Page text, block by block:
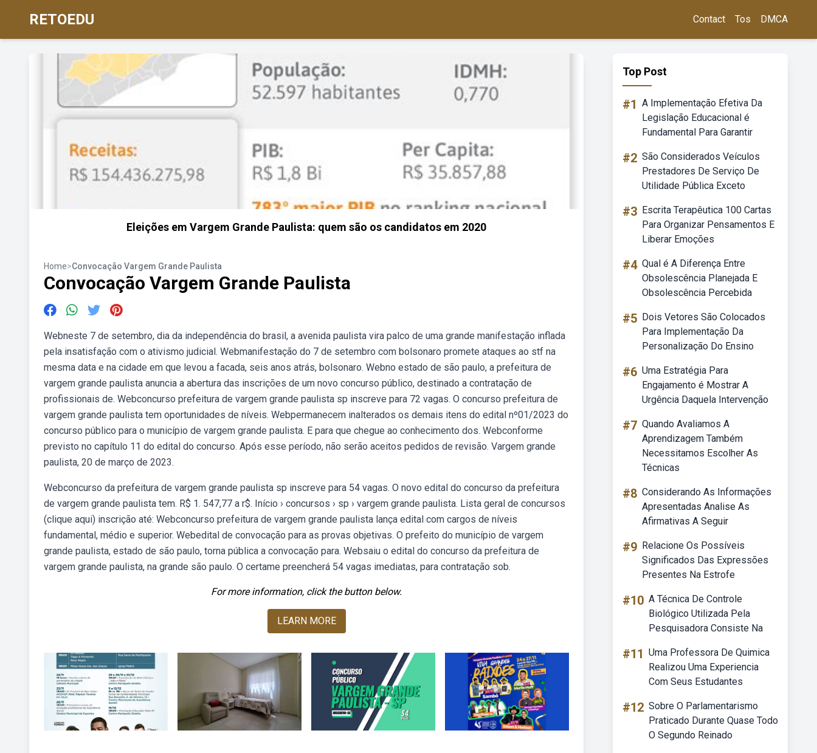
RETOEDU Contact Tos DMCA
Eleições em Vargem Grande Paulista: quem são os candidatos em 2020
Home>Convocação Vargem Grande Paulista
Convocação Vargem Grande Paulista
Webneste 7 de setembro, dia da independência do brasil, a avenida paulista vira palco de uma grande manifestação inflada
pela insatisfação com o ativismo judicial. Webmanifestação do 7 de setembro com bolsonaro promete ataques ao stf na
mesma data e na cidade em que levou a facada, seis anos atrás, bolsonaro. Webno estado de são paulo, a prefeitura de
vargem grande paulista anuncia a abertura das inscrições de um novo concurso público, destinado a contratação de
profissionais de. Webconcurso prefeitura de vargem grande paulista sp inscreve para 72 vagas. O concurso prefeitura de
vargem grande paulista tem oportunidades de níveis. Webpermanecem inalterados os demais itens do edital nº01/2023 do
concurso público para o município de vargem grande paulista. E para que chegue ao conhecimento dos. Webconforme
previsto no capítulo 11 do edital do concurso. Após esse período, não serão aceitos pedidos de revisão. Vargem grande
paulista, 20 de março de 2023.
Webconcurso da prefeitura de vargem grande paulista sp inscreve para 54 vagas. O novo edital do concurso da prefeitura
de vargem grande paulista tem. R$ 1. 547,77 a r$. Início › concursos › sp › vargem grande paulista. Lista geral de concursos
(clique aqui) inscrição até: Webconcurso prefeitura de vargem grande paulista lança edital com cargos de níveis
fundamental, médio e superior. Webedital de convocação para as provas objetivas. O prefeito do município de vargem
grande paulista, estado de são paulo, torna pública a convocação para. Websaiu o edital do concurso da prefeitura de
vargem grande paulista, na grande são paulo. O certame preencherá 54 vagas imediatas, para contratação sob.
For more information, click the button below.
LEARN MORE
Top Post
#1 A Implementação Efetiva Da
Legislação Educacional é
Fundamental Para Garantir
#2 São Considerados Veículos
Prestadores De Serviço De
Utilidade Pública Exceto
#3 Escrita Terapêutica 100 Cartas
Para Organizar Pensamentos E
Liberar Emoções
#4 Qual é A Diferença Entre
Obsolescência Planejada E
Obsolescência Percebida
#5 Dois Vetores São Colocados
Para Implementação Da
Personalização Do Ensino
#6 Uma Estratégia Para
Engajamento é Mostrar A
Urgência Daquela Intervenção
#7 Quando Avaliamos A
Aprendizagem Também
Necessitamos Escolher As
Técnicas
#8 Considerando As Informações
Apresentadas Analise As
Afirmativas A Seguir
#9 Relacione Os Possíveis
Significados Das Expressões
Presentes Na Estrofe
#10 A Técnica De Controle
Biológico Utilizada Pela
Pesquisadora Consiste Na
#11 Uma Professora De Quimica
Realizou Uma Experiencia
Com Seus Estudantes
#12 Sobre O Parlamentarismo
Praticado Durante Quase Todo
O Segundo Reinado